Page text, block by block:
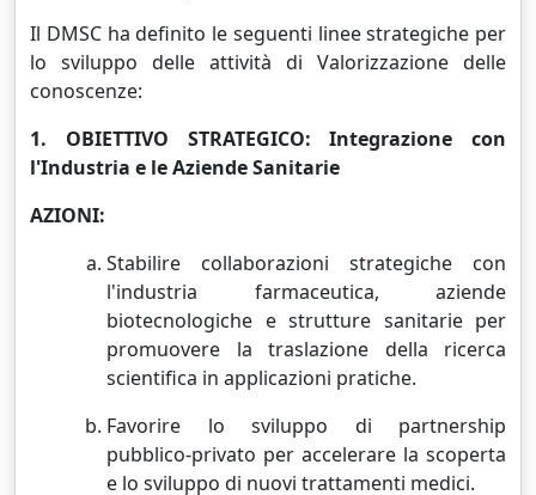
Il DMSC ha definito le seguenti linee strategiche per
lo sviluppo delle attività di Valorizzazione delle
conoscenze:
1. OBIETTIVO STRATEGICO: Integrazione con
l'Industria e le Aziende Sanitarie
AZIONI:
Stabilire collaborazioni strategiche con
l'industria farmaceutica, aziende
biotecnologiche e strutture sanitarie per
promuovere la traslazione della ricerca
scientifica in applicazioni pratiche.
Favorire lo sviluppo di partnership
pubblico-privato per accelerare la scoperta
e lo sviluppo di nuovi trattamenti medici.